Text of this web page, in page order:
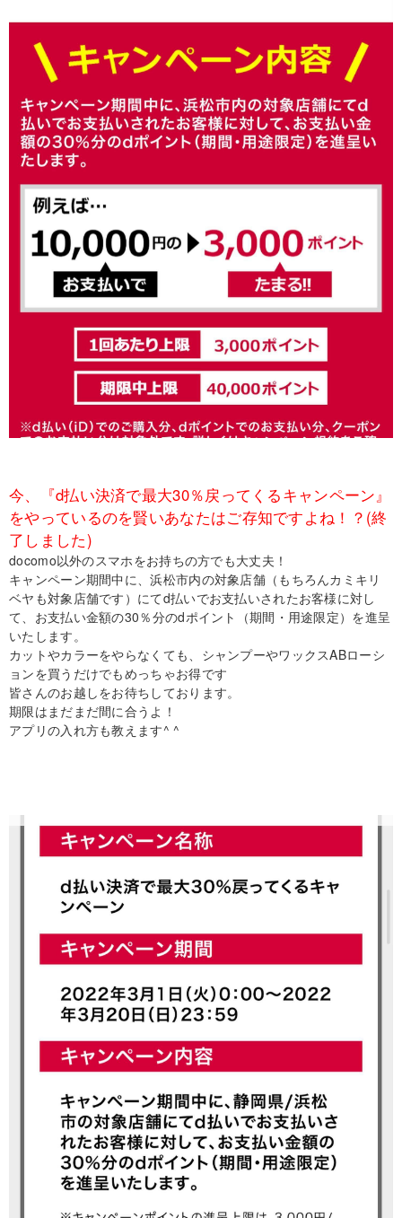
今、『d払い決済で最大30％戻ってくるキャンペーン』
をやっているのを賢いあなたはご存知ですよね！？(終
了しました)
docomo以外のスマホをお持ちの方でも大丈夫！
キャンペーン期間中に、浜松市内の対象店舗（もちろんカミキリ
ベヤも対象店舗です）にてd払いでお支払いされたお客様に対し
て、お支払い金額の30％分のdポイント（期間・用途限定）を進呈
いたします。
カットやカラーをやらなくても、シャンプーやワックスABローシ
ョンを買うだけでもめっちゃお得です
皆さんのお越しをお待ちしております。
期限はまだまだ間に合うよ！
アプリの入れ方も教えます^ ^